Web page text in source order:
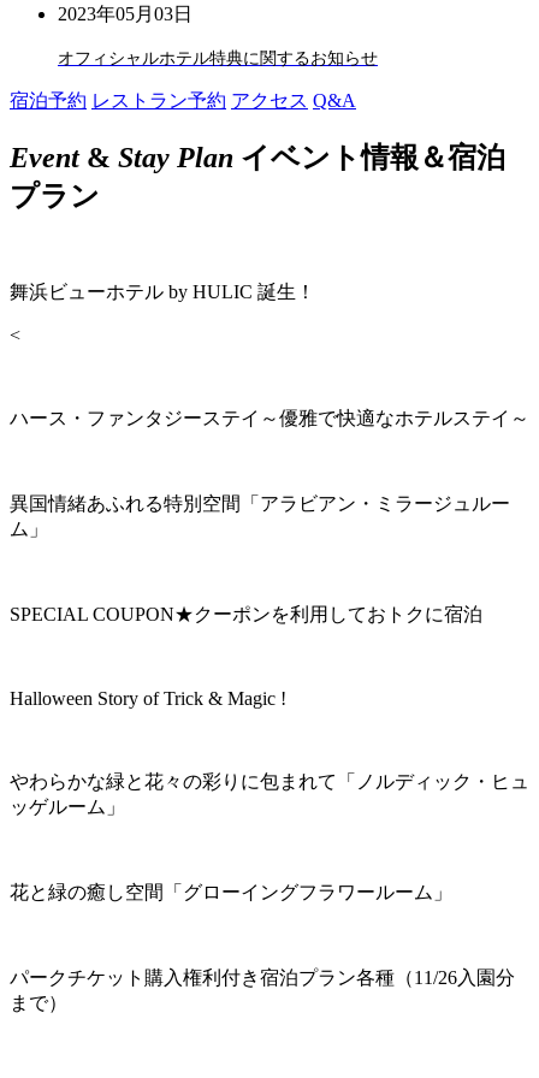
2023年05月03日
オフィシャルホテル特典に関するお知らせ
宿泊予約 レストラン予約 アクセス Q&A
Event& Stay Plan イベント情報＆宿泊
プラン
舞浜ビューホテル by HULIC 誕生！
<
ハース・ファンタジーステイ～優雅で快適なホテルステイ～
異国情緒あふれる特別空間「アラビアン・ミラージュルー
ム」
SPECIAL COUPON★クーポンを利用しておトクに宿泊
Halloween Story of Trick & Magic !
やわらかな緑と花々の彩りに包まれて「ノルディック・ヒュ
ッゲルーム」
花と緑の癒し空間「グローイングフラワールーム」
パークチケット購入権利付き宿泊プラン各種（11/26入園分
まで）